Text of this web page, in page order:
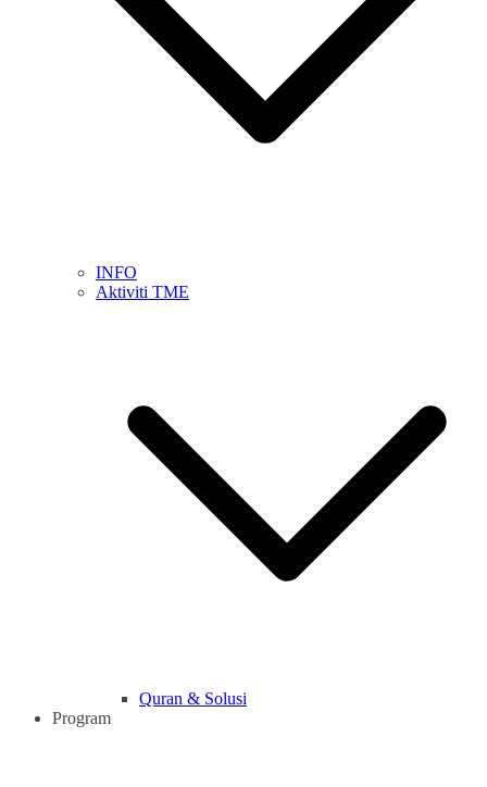
INFO
Aktiviti TME
Quran & Solusi
Program